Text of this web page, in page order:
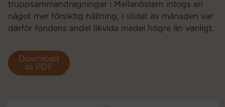
truppsammandragningar i Mellanöstern intogs en
något mer försiktig hållning, i slutet av månaden var
därför fondens andel likvida medel högre än vanligt.
Download
as PDF